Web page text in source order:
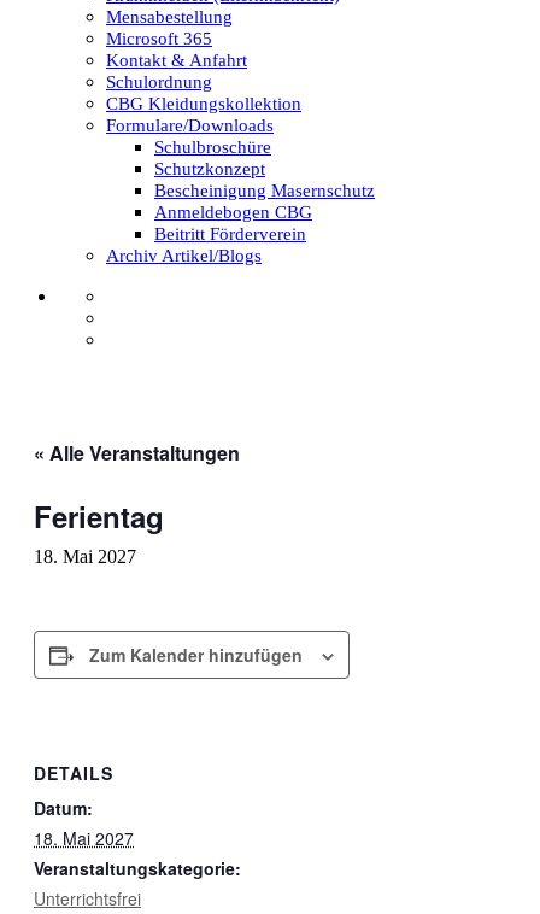
Mensabestellung
Microsoft 365
Kontakt & Anfahrt
Schulordnung
CBG Kleidungskollektion
Formulare/Downloads
Schulbroschüre
Schutzkonzept
Bescheinigung Masernschutz
Anmeldebogen CBG
Beitritt Förderverein
Archiv Artikel/Blogs
« Alle Veranstaltungen
Ferientag
18. Mai 2027
Zum Kalender hinzufügen
DETAILS
Datum:
18. Mai 2027
Veranstaltungskategorie:
Unterrichtsfrei